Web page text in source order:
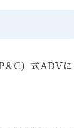
＆C）式ADVに